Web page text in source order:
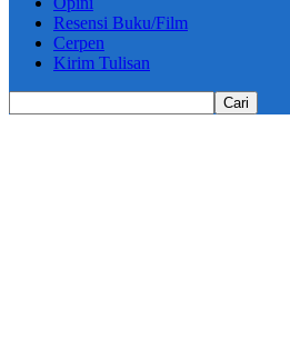
Resensi Buku/Film
Cerpen
Kirim Tulisan